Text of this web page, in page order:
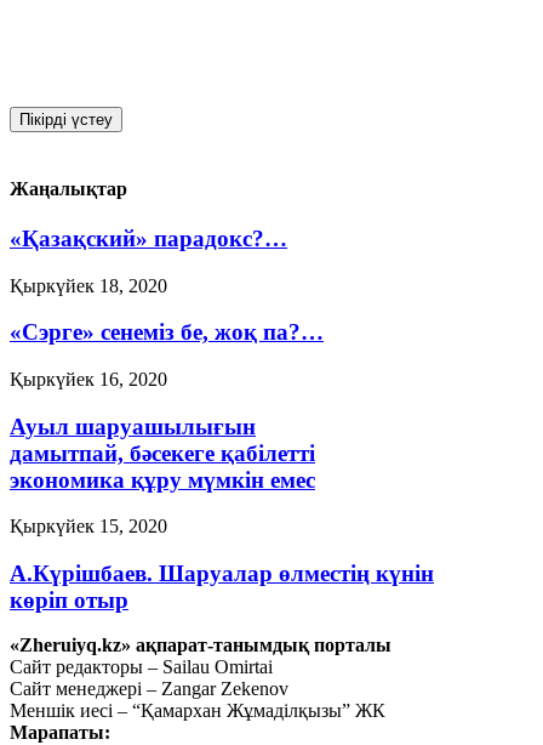
Жаңалықтар
«Қазақский» парадокс?…
Қыркүйек 18, 2020
«Сэрге» сенеміз бе, жоқ па?…
Қыркүйек 16, 2020
Ауыл шаруашылығын
дамытпай, бәсекеге қабілетті
экономика құру мүмкін емес
Қыркүйек 15, 2020
А.Күрішбаев. Шаруалар өлместің күнін
көріп отыр
Қыркүйек 14, 2020
Қысқасы, «полный хаос»!
«Zheruiyq.kz» ақпарат-танымдық порталы
Сайт редакторы – Sailau Omirtai
Сайт менеджері – Zangar Zekenov
Меншік иесі – “Қамархан Жұмаділқызы” ЖК
Марапаты: